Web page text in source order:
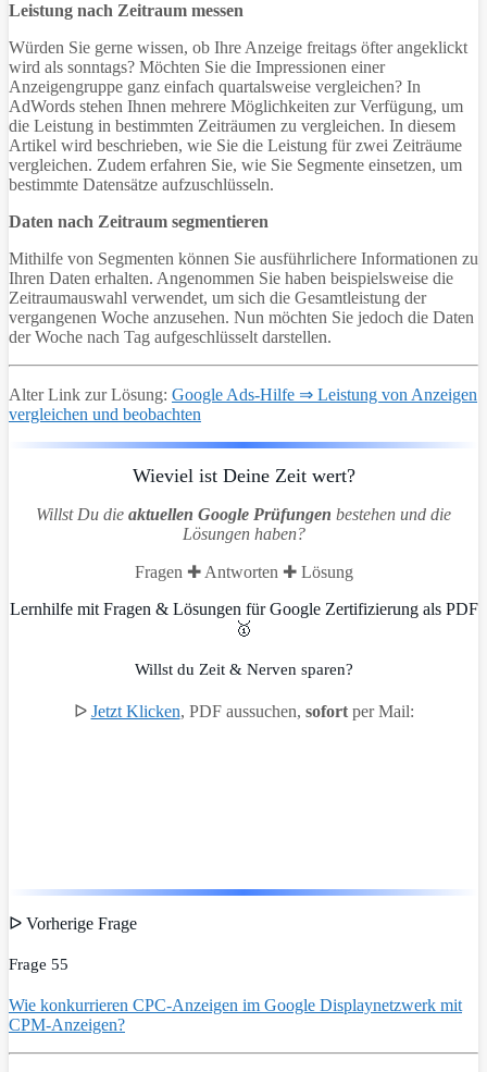
Leistung nach Zeitraum messen
Würden Sie gerne wissen, ob Ihre Anzeige freitags öfter angeklickt
wird als sonntags? Möchten Sie die Impressionen einer
Anzeigengruppe ganz einfach quartalsweise vergleichen? In
AdWords stehen Ihnen mehrere Möglichkeiten zur Verfügung, um
die Leistung in bestimmten Zeiträumen zu vergleichen. In diesem
Artikel wird beschrieben, wie Sie die Leistung für zwei Zeiträume
vergleichen. Zudem erfahren Sie, wie Sie Segmente einsetzen, um
bestimmte Datensätze aufzuschlüsseln.
Daten nach Zeitraum segmentieren
Mithilfe von Segmenten können Sie ausführlichere Informationen zu
Ihren Daten erhalten. Angenommen Sie haben beispielsweise die
Zeitraumauswahl verwendet, um sich die Gesamtleistung der
vergangenen Woche anzusehen. Nun möchten Sie jedoch die Daten
der Woche nach Tag aufgeschlüsselt darstellen.
Alter Link zur Lösung: Google Ads-Hilfe ⇒ Leistung von Anzeigen
vergleichen und beobachten
Wieviel ist Deine Zeit wert?
Willst Du die aktuellen Google Prüfungen bestehen und die
Lösungen haben?
Fragen ✚ Antworten ✚ Lösung
Lernhilfe mit Fragen & Lösungen für Google Zertifizierung als PDF
🥇
Willst du Zeit & Nerven sparen?
ᐅ Jetzt Klicken, PDF aussuchen, sofortper Mail:
ᐅ Vorherige Frage
Frage 55
Wie konkurrieren CPC-Anzeigen im Google Displaynetzwerk mit
CPM-Anzeigen?